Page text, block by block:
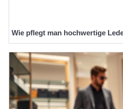
Wie pflegt man hochwertige